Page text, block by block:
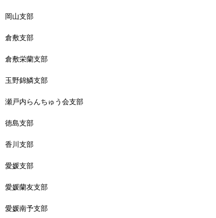
岡山支部
倉敷支部
倉敷栄蘭支部
玉野錦鱗支部
瀬戸内らんちゅう会支部
徳島支部
香川支部
愛媛支部
愛媛蘭友支部
愛媛南予支部